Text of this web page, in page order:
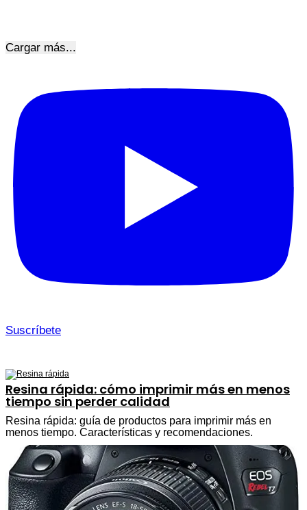
Cargar más...
Suscríbete
Resina rápida: cómo imprimir más en menos
tiempo sin perder calidad
Resina rápida: guía de productos para imprimir más en
menos tiempo. Características y recomendaciones.